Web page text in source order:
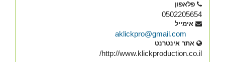
פלאפון
0502205654
אימייל
aklickpro@gmail.com
אתר אינטרנט
http://www.klickproduction.co.il/